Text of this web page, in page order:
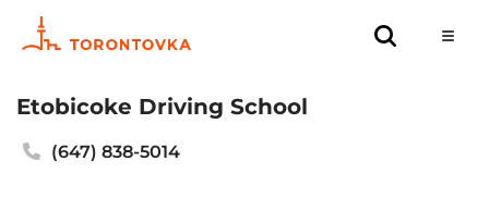
Etobicoke Driving School
(647) 838-5014